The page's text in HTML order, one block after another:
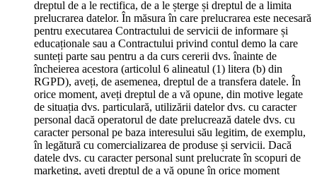
dreptul de a le rectifica, de a le șterge și dreptul de a limita
prelucrarea datelor. În măsura în care prelucrarea este necesară
pentru executarea Contractului de servicii de informare și
educaționale sau a Contractului privind contul demo la care
sunteți parte sau pentru a da curs cererii dvs. înainte de
încheierea acestora (articolul 6 alineatul (1) litera (b) din
RGPD), aveți, de asemenea, dreptul de a transfera datele. În
orice moment, aveți dreptul de a vă opune, din motive legate
de situația dvs. particulară, utilizării datelor dvs. cu caracter
personal dacă operatorul de date prelucrează datele dvs. cu
caracter personal pe baza interesului său legitim, de exemplu,
în legătură cu comercializarea de produse și servicii. Dacă
datele dvs. cu caracter personal sunt prelucrate în scopuri de
marketing, aveți dreptul de a vă opune în orice moment